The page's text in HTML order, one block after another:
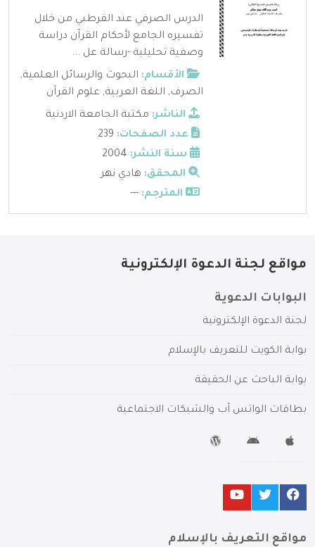
الدرس الصرفي عند القرطبي من خلال
تفسيره الجامع لأحكام القرآن دراسة
وصفية تحليلية -رسالة عل ...
الأقسام: البحوث والرسائل العلمية,
الصرف, اللغة العربية, علوم القرآن
الناشر: مكتبة الجامعة الاردنية
عدد الصفحات:
سنة النشر:
المحقق: هادي نهر
المترجم: ---
مواقع لجنة الدعوة الإلكترونية
البوابات الدعوية
لجنة الدعوة الإلكترونية
بوابة الكويت للتعريف بالإسلام
بوابة الباحث عن الحقيقة
بطاقات الواتس آب والشبكات الاجتماعية
مواقع التعريف بالإسلام